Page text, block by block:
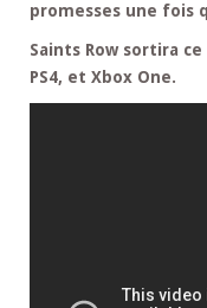
promesses une fois
Saints Row sortira ce
PS4, et Xbox One.